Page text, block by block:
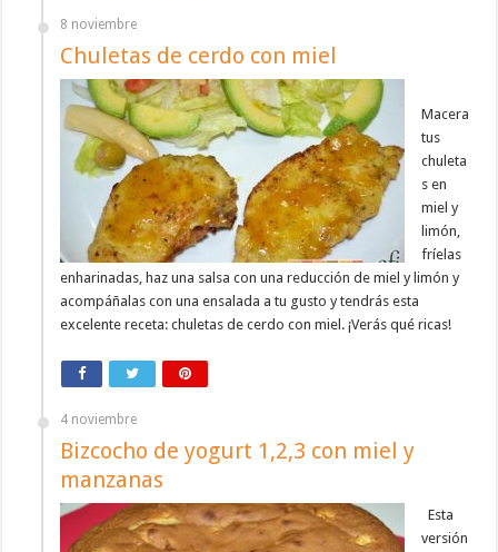
8 noviembre
Chuletas de cerdo con miel
Macera
tus
chuleta
s en
miel y
limón,
fríelas
enharinadas, haz una salsa con una reducción de miel y limón y
acompáñalas con una ensalada a tu gusto y tendrás esta
excelente receta: chuletas de cerdo con miel. ¡Verás qué ricas!
4 noviembre
Bizcocho de yogurt 1,2,3 con miel y
manzanas
Esta
versión